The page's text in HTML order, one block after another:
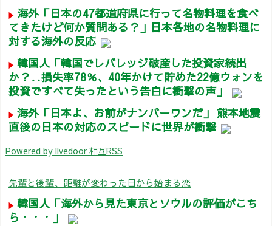
海外「日本の47都道府県に行って名物料理を食べ
てきたけど何か質問ある？」日本各地の名物料理に
対する海外の反応
韓国人「韓国でレバレッジ破産した投資家続出
か？‥損失率78％、40年かけて貯めた22億ウォンを
投資ですべて失ったという告白に衝撃の声」
海外「日本よ、お前がナンバーワンだ」 熊本地震
直後の日本の対応のスピードに世界が衝撃
Powered by livedoor 相互RSS
先輩と後輩、距離が変わった日から始まる恋
韓国人「海外から見た東京とソウルの評価がこち
ら・・・」